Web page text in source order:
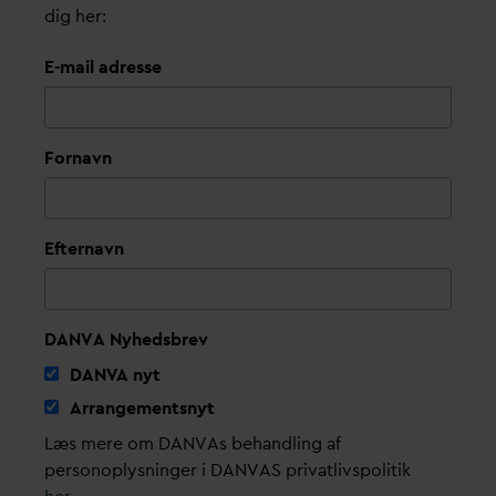
dig her:
E-mail adresse
Fornavn
Efternavn
DANVA Nyhedsbrev
DANVA nyt
Arrangementsnyt
Læs mere om DANVAs behandling af
personoplysninger i DANVAS privatlivspolitik